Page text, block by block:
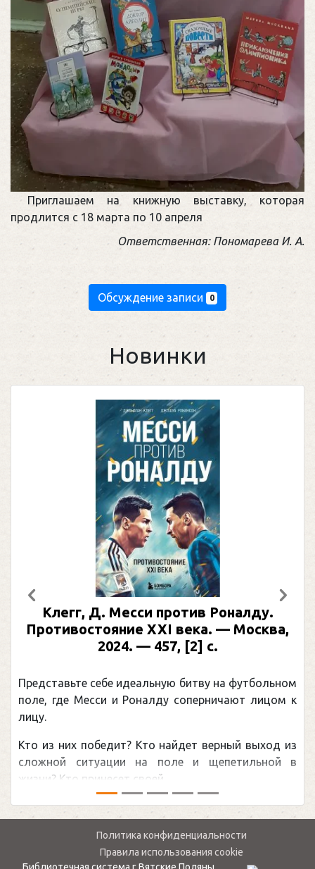
Приглашаем на книжную выставку, которая
продлится с 18 марта по 10 апреля
Ответственная: Пономарева И. А.
Обсуждение записи 0
Новинки
Клегг, Д. Месси против Роналду.
Противостояние XXI века. — Москва,
2024. — 457, [2] с.
Представьте себе идеальную битву на футбольном
поле, где Месси и Роналду соперничают лицом к
лицу.
Кто из них победит? Кто найдет верный выход из
сложной ситуации на поле и щепетильной в
жизни? Кто принесет своей ...
Предыдущий
Политика конфиденциальности
Правила использования cookie